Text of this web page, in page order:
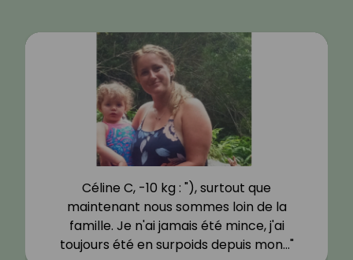
Céline C, -10 kg : "), surtout que
maintenant nous sommes loin de la
famille. Je n'ai jamais été mince, j'ai
toujours été en surpoids depuis mon…"